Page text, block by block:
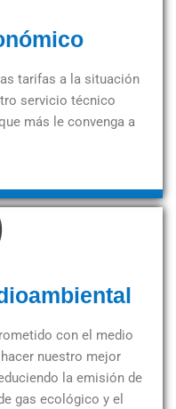
tarifas a la situación
servicio técnico
más le convenga a
con el medio
nuestro mejor
la emisión de
gas ecológico y el